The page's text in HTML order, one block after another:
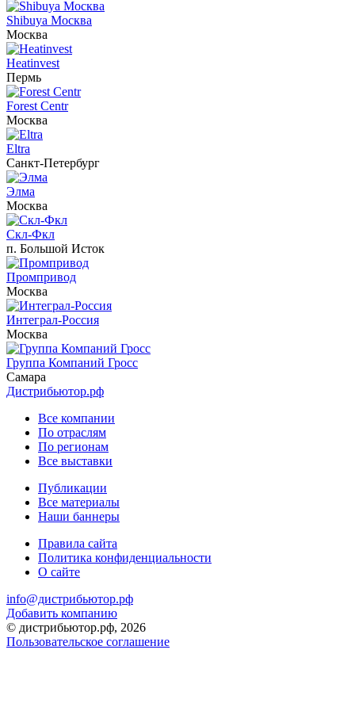
Shibuya Москва
Москва
Heatinvest
Пермь
Forest Centr
Москва
Eltra
Санкт-Петербург
Элма
Москва
Скл-Фкл
п. Большой Исток
Промпривод
Москва
Интеграл-Россия
Москва
Группа Компаний Гросс
Самара
Дистрибьютор.рф
Все компании
По отраслям
По регионам
Все выставки
Публикации
Все материалы
Наши баннеры
Правила сайта
Политика конфиденциальности
О сайте
info@дистрибьютор.рф
Добавить компанию
© дистрибьютор.рф, 2026
Пользовательское соглашение